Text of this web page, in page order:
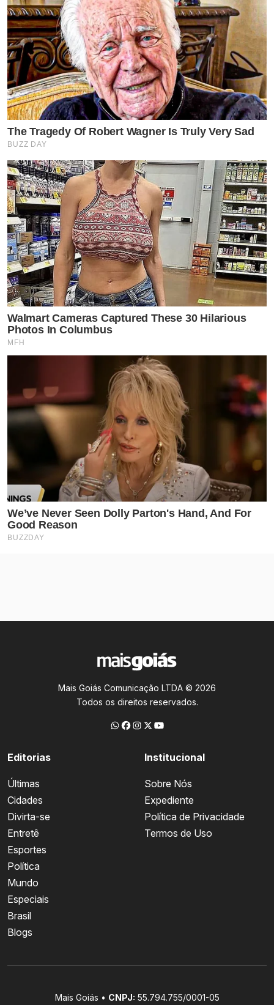
Mais Goiás Comunicação LTDA © 2026
Todos os direitos reservados.
Editorias
Últimas
Cidades
Divirta-se
Entretê
Esportes
Política
Mundo
Especiais
Brasil
Blogs
Institucional
Sobre Nós
Expediente
Política de Privacidade
Termos de Uso
Mais Goiás • CNPJ: 55.794.755/0001-05